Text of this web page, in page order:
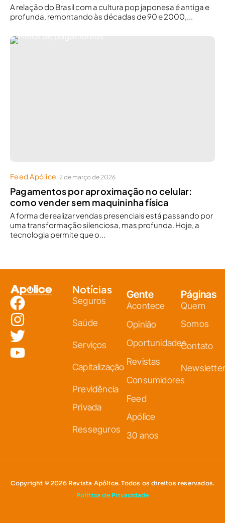
A relação do Brasil com a cultura pop japonesa é antiga e
profunda, remontando às décadas de 90 e 2000,...
Feed Apólice 2 de março de 2026
Pagamentos por aproximação no celular:
como vender sem maquininha física
A forma de realizar vendas presenciais está passando por
uma transformação silenciosa, mas profunda. Hoje, a
tecnologia permite que o...
Notícias
Seguros
Saúde
Serviços
Capitalização
Previdência
Privada
Resseguros
Gente
Acontece
Opinião
Oportunidades
Revistas
Consumidores
Feed
Apólice
30 anos
Páginas
Quem
Somos
Contato
Newsletter
Copyright © 2026 Revista Apólice. Todos os direitos reservados.
Política de Privacidade